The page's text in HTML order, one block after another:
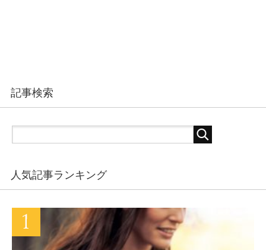
記事検索
人気記事ランキング